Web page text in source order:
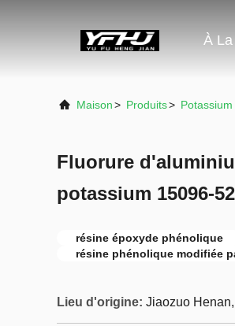
À
Maison> Produits>
Fluorure
potassium 15096-
résine époxyde phénolique
résine phénolique modifiée
Lieu d'origine: Jiaozuo